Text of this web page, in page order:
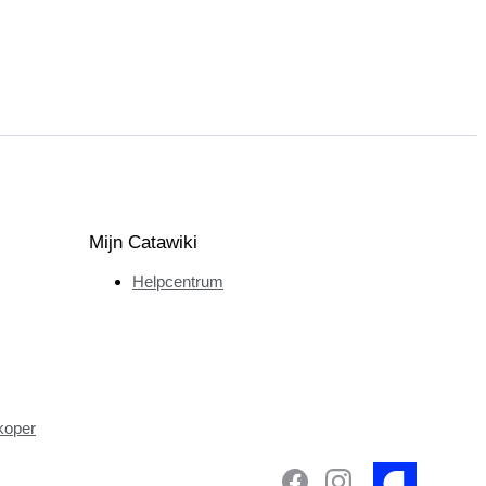
Mijn Catawiki
Helpcentrum